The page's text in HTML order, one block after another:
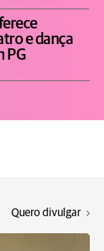
e dança
PG
Quero divulgar